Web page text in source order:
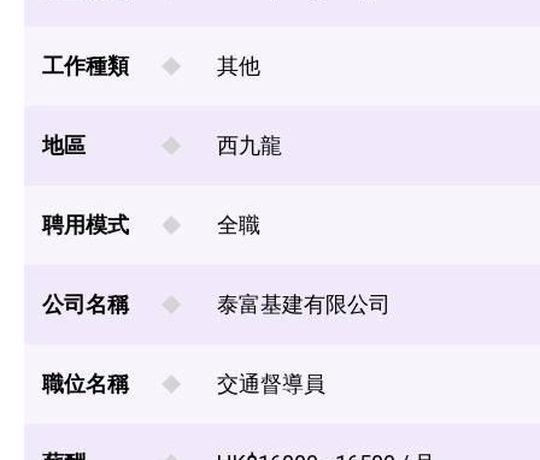
工作種類 其他
地區 西九龍
聘用模式 全職
公司名稱 泰富基建有限公司
職位名稱 交通督導員